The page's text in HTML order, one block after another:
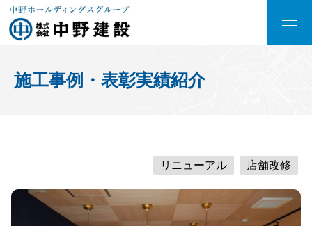
施工事例・表彰実績紹介
リニューアル 店舗改修